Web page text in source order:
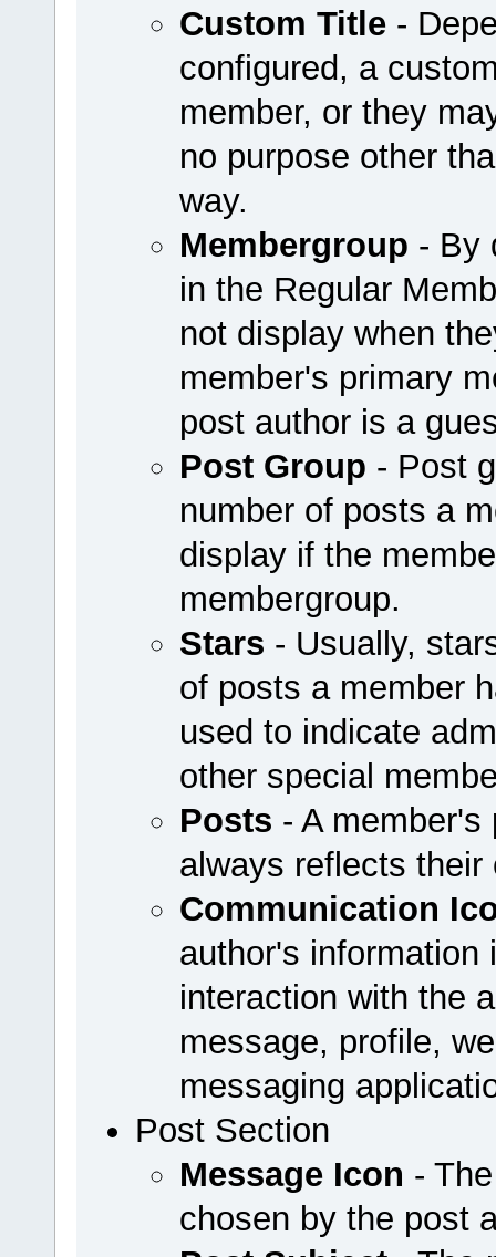
Custom Title-
configured, a
member, or they
no purpose other
way.
Membergroup - By
in the Regular
not display when
member's primary
post author is a
Post Group - Post
number of posts a
display if the
membergroup.
Stars - Usually,
of posts a member
used to indicate
other special
Posts - A
always reflects
Communication
author's information
interaction with the
message, profile,
messaging
Post Section
Message Icon -
chosen by the post